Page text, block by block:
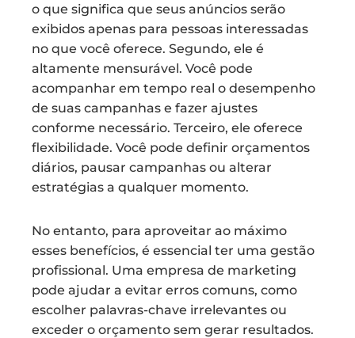
o que significa que seus anúncios serão
exibidos apenas para pessoas interessadas
no que você oferece. Segundo, ele é
altamente mensurável. Você pode
acompanhar em tempo real o desempenho
de suas campanhas e fazer ajustes
conforme necessário. Terceiro, ele oferece
flexibilidade. Você pode definir orçamentos
diários, pausar campanhas ou alterar
estratégias a qualquer momento.
No entanto, para aproveitar ao máximo
esses benefícios, é essencial ter uma gestão
profissional. Uma empresa de marketing
pode ajudar a evitar erros comuns, como
escolher palavras-chave irrelevantes ou
exceder o orçamento sem gerar resultados.